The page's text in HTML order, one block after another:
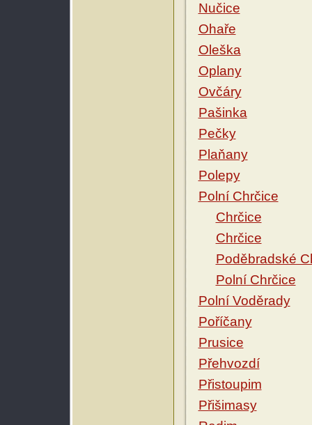
Nučice
Ohaře
Oleška
Oplany
Ovčáry
Pašinka
Pečky
Plaňany
Polepy
Polní Chrčice
Chrčice
Chrčice
Poděbradské
Polní Chrčice
Polní Voděrady
Poříčany
Prusice
Přehvozdí
Přistoupim
Přišimasy